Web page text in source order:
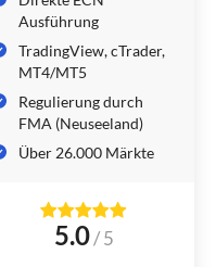
Ausführung
TradingView, cTrader,
MT4/MT5
Regulierung durch
FMA (Neuseeland)
Über 26.000 Märkte
5.0/ 5